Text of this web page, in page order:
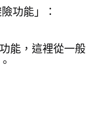
功能」：
能，這裡從一般